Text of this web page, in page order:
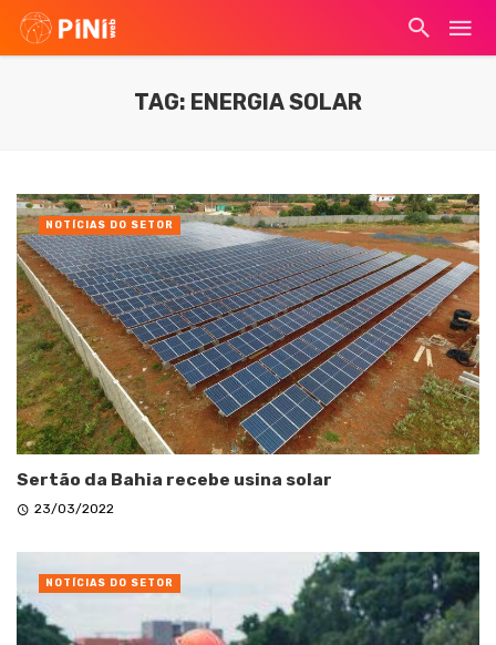
TAG: ENERGIA SOLAR
Sertão da Bahia recebe usina solar
23/03/2022
NOTÍCIAS DO SETOR
NOTÍCIAS DO SETOR